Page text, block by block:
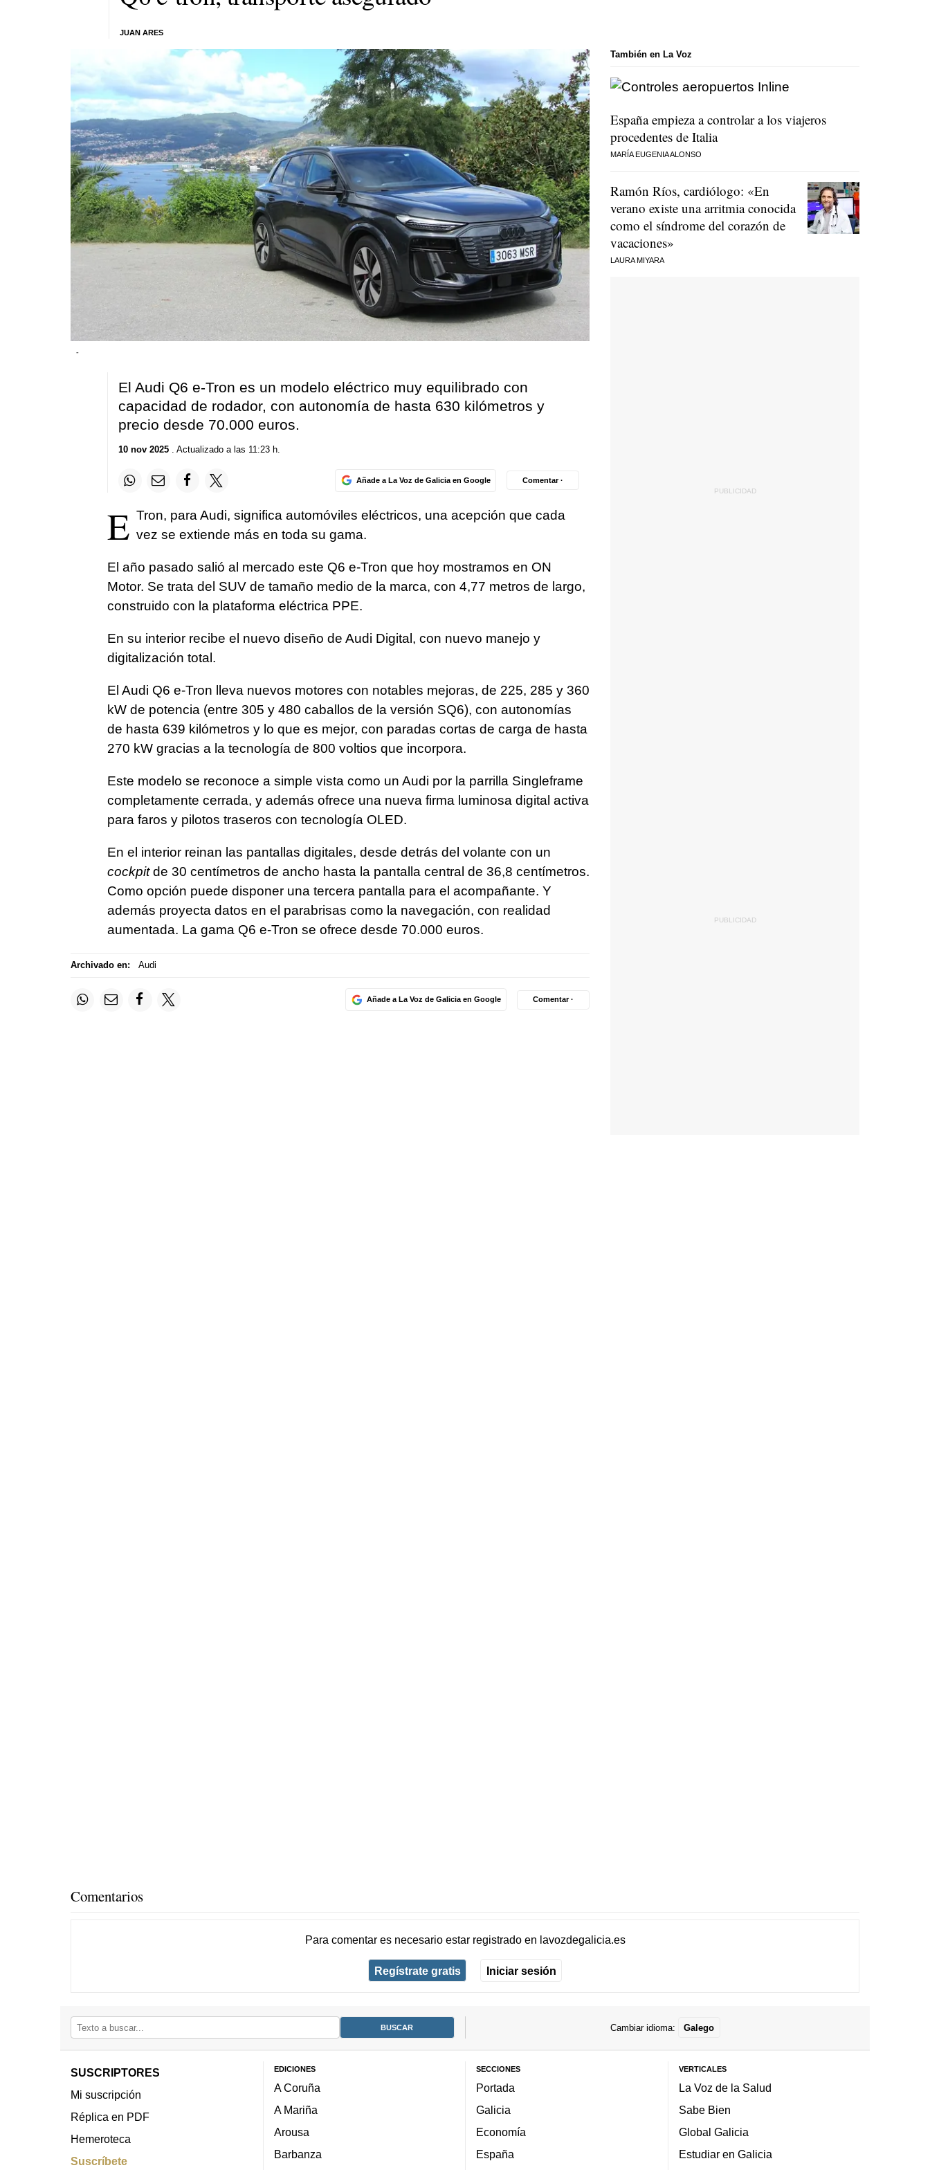
JUAN ARES
-
El Audi Q6 e-Tron es un modelo eléctrico muy equilibrado con
capacidad de rodador, con autonomía de hasta 630 kilómetros y
precio desde 70.000 euros.
10 nov 2025. Actualizado a las 11:23 h.
Añade a La Voz de Galicia en Google Comentar ·
E Tron, para Audi, significa automóviles eléctricos, una acepción que cada
vez se extiende más en toda su gama.
El año pasado salió al mercado este Q6 e-Tron que hoy mostramos en ON
Motor. Se trata del SUV de tamaño medio de la marca, con 4,77 metros de largo,
construido con la plataforma eléctrica PPE.
En su interior recibe el nuevo diseño de Audi Digital, con nuevo manejo y
digitalización total.
El Audi Q6 e-Tron lleva nuevos motores con notables mejoras, de 225, 285 y 360
kW de potencia (entre 305 y 480 caballos de la versión SQ6), con autonomías
de hasta 639 kilómetros y lo que es mejor, con paradas cortas de carga de hasta
270 kW gracias a la tecnología de 800 voltios que incorpora.
Este modelo se reconoce a simple vista como un Audi por la parrilla Singleframe
completamente cerrada, y además ofrece una nueva firma luminosa digital activa
para faros y pilotos traseros con tecnología OLED.
En el interior reinan las pantallas digitales, desde detrás del volante con un
cockpitde 30 centímetros de ancho hasta la pantalla central de 36,8 centímetros.
Como opción puede disponer una tercera pantalla para el acompañante. Y
además proyecta datos en el parabrisas como la navegación, con realidad
aumentada. La gama Q6 e-Tron se ofrece desde 70.000 euros.
Archivado en: Audi
Añade a La Voz de Galicia en Google Comentar ·
También en La Voz
España empieza a controlar a los viajeros
procedentes de Italia
MARÍA EUGENIA ALONSO
Ramón Ríos, cardiólogo: «En
verano existe una arritmia conocida
como el síndrome del corazón de
vacaciones»
LAURA MIYARA
Comentarios
Para comentar es necesario estar registradoen lavozdegalicia.es
Regístrate gratis Iniciar sesión
Cambiar idioma: Galego
SUSCRIPTORES
Mi suscripción
Réplica en PDF
Hemeroteca
Suscríbete
EDICIONES
A Coruña
A Mariña
Arousa
Barbanza
SECCIONES
Portada
Galicia
Economía
España
VERTICALES
La Voz de la Salud
Sabe Bien
Global Galicia
Estudiar en Galicia